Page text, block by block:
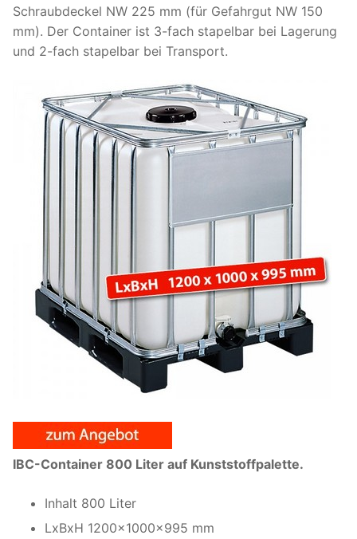
Schraubdeckel NW 225 mm (für Gefahrgut NW 150
mm). Der Container ist 3-fach stapelbar bei Lagerung
und 2-fach stapelbar bei Transport.
IBC-Container 800 Liter auf Kunststoffpalette.
Inhalt 800 Liter
LxBxH 1200x1000x995 mm